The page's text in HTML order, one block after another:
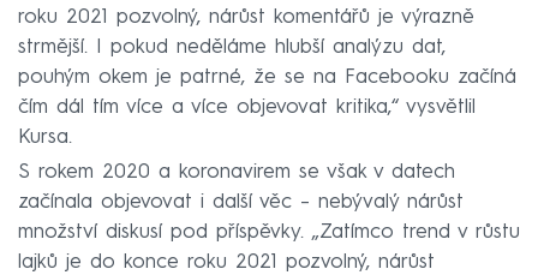
roku 2021 pozvolný, nárůst komentářů je výrazně
strmější. I pokud neděláme hlubší analýzu dat,
pouhým okem je patrné, že se na Facebooku začíná
čím dál tím více a více objevovat kritika,“ vysvětlil
Kursa.
S rokem 2020 a koronavirem se však v datech
začínala objevovat i další věc – nebývalý nárůst
množství diskusí pod příspěvky. „Zatímco trend v růstu
lajků je do konce roku 2021 pozvolný, nárůst